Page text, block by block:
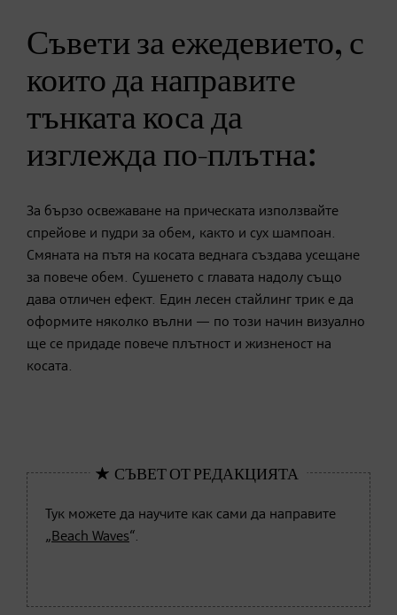
Съвети за ежедевието, с
които да направите
тънката коса да
изглежда по-плътна:
За бързо освежаване на прическата използвайте
спрейове и пудри за обем, както и сух шампоан.
Смяната на пътя на косата веднага създава усещане
за повече обем. Сушенето с главата надолу също
дава отличен ефект. Един лесен стайлинг трик е да
оформите няколко вълни — по този начин визуално
ще се придаде повече плътност и жизненост на
косата.
Тук можете да научите как сами да направите
„Beach Waves“.